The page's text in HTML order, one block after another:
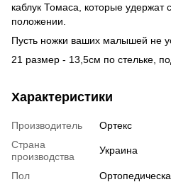
каблук Томаса, которые удержат
положении.
Пусть ножки ваших малышей не
21 размер - 13,5см по стельке,
Характеристики
Производитель
Ортекс
Страна
производства
Украина
Пол